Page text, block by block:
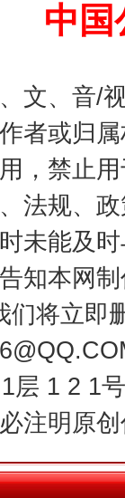
中国
文、音/
者或归
，禁止
法规、
未能及
知本网
们将立即
层 1 2 1
注明原
今